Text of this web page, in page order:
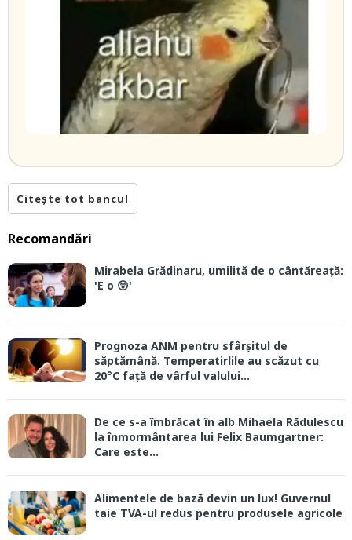
Citește tot bancul
Recomandări
Mirabela Grădinaru, umilită de o cântăreață:
'E o 😲'
Prognoza ANM pentru sfârșitul de
săptămână. Temperatirlile au scăzut cu
20°C față de vârful valului...
De ce s-a îmbrăcat în alb Mihaela Rădulescu
la înmormântarea lui Felix Baumgartner:
Care este...
Alimentele de bază devin un lux! Guvernul
taie TVA-ul redus pentru produsele agricole